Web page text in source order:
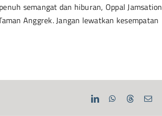
semangat dan hiburan, Oppal Jamsation
Anggrek. Jangan lewatkan kesempatan